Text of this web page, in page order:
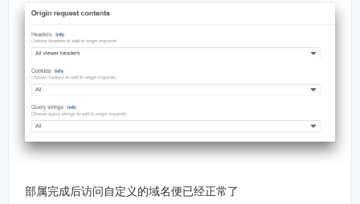
部属完成后访问自定义的域名便已经正常了